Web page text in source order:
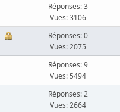
Réponses: 3
Vues: 3106
Réponses: 0
Vues: 2075
Réponses: 9
Vues: 5494
Réponses: 2
Vues: 2664